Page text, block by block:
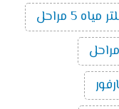
5 مراحل